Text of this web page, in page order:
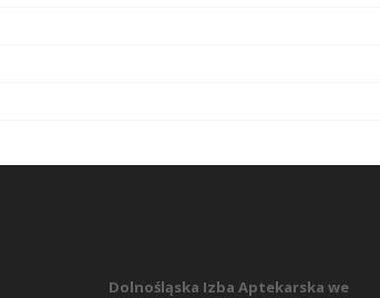
Dolnośląska Izba Aptekarska we